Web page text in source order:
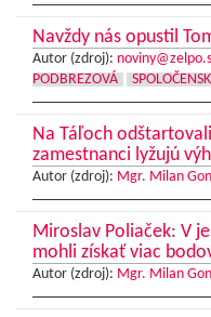
Navždy nás opustil
Autor (zdroj):
PODBREZOVÁ
Na Táľoch
zamestnanci lyžujú
Autor (zdroj): Mgr. Milan
Miroslav Poliaček: V
mohli získať viac
Autor (zdroj): Mgr. Milan